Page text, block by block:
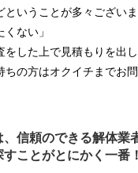
いうことが多々ございま
くない」
をした上で見積もりを出し
の方はオクイチまでお問
、信頼のできる解体業
すことがとにかく一番！